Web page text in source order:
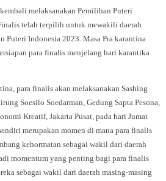
melaksanakan Pemilihan Puteri
telah terpilih untuk mewakili daerah
Puteri Indonesia 2023. Masa Pra karantina
para finalis menjelang hari karantika
para finalis akan melaksanakan Sashing
Soesilo Soedarman, Gedung Sapta Pesona,
Kreatif, Jakarta Pusat, pada hari Jumat
merupakan momen di mana para finalis
kehormatan sebagai wakil dari daerah
momentum yang penting bagi para finalis
sebagai wakil dari daerah masing-masing